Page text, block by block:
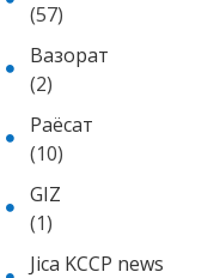
(57)
Вазорат
(2)
Раёсат
(10)
GIZ
(1)
Jica KCCP news